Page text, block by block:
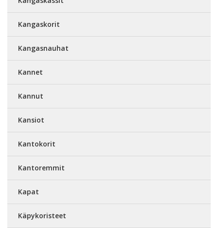
Kangaskorit
Kangasnauhat
Kannet
Kannut
Kansiot
Kantokorit
Kantoremmit
Kapat
Käpykoristeet